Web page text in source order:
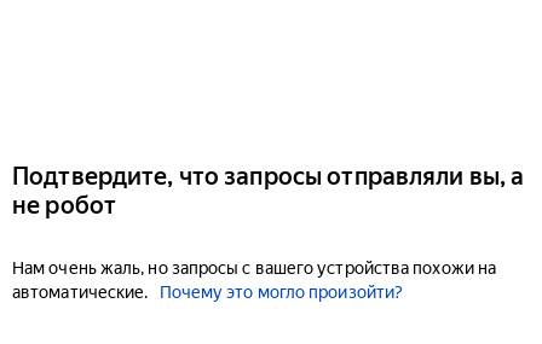
Подтвердите, что запросы отправляли вы, а
не робот
Нам очень жаль, но запросы с вашего устройства похожи на
автоматические.
Почему это могло произойти?